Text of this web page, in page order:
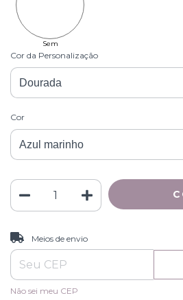
Sem
Personalização
Cor da Personalização
Cor
Entregas para o CEP:
Meios de envio
Não sei meu CEP